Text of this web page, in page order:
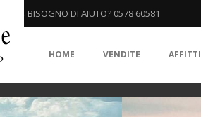
BISOGNO DI AIUTO? 0578 60581
HOME VENDITE